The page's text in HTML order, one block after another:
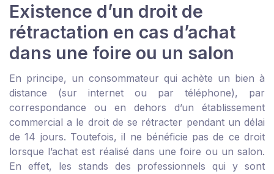
Existence d’un droit de
rétractation en cas d’achat
dans une foire ou un salon
En principe, un consommateur qui achète un bien à
distance (sur internet ou par téléphone), par
correspondance ou en dehors d’un établissement
commercial a le droit de se rétracter pendant un délai
de 14 jours. Toutefois, il ne bénéficie pas de ce droit
lorsque l’achat est réalisé dans une foire ou un salon.
En effet, les stands des professionnels qui y sont